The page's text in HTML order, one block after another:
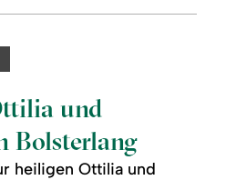
und
Bolsterlang
heiligen Ottilia und